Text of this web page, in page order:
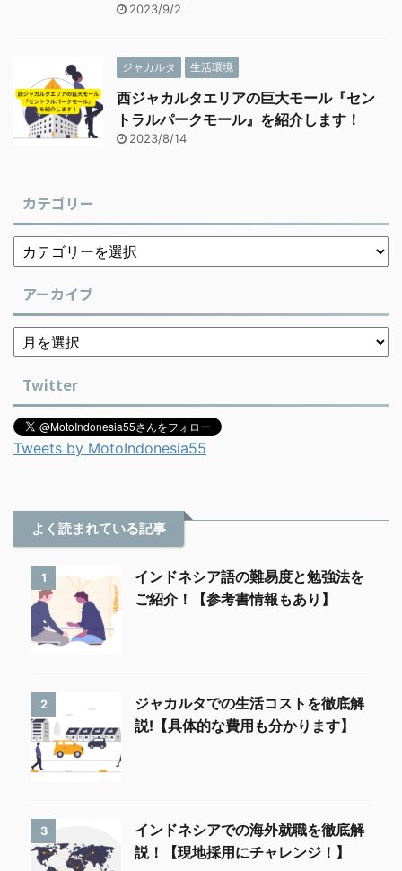
2023/9/2
ジャカルタ 生活環境
西ジャカルタエリアの巨大モール『セン
トラルパークモール』を紹介します！
2023/8/14
カテゴリー
アーカイブ
Twitter
Tweets by MotoIndonesia55
よく読まれている記事
1
インドネシア語の難易度と勉強法を
ご紹介！【参考書情報もあり】
2
ジャカルタでの生活コストを徹底解
説!【具体的な費用も分かります】
3
インドネシアでの海外就職を徹底解
説！【現地採用にチャレンジ！】